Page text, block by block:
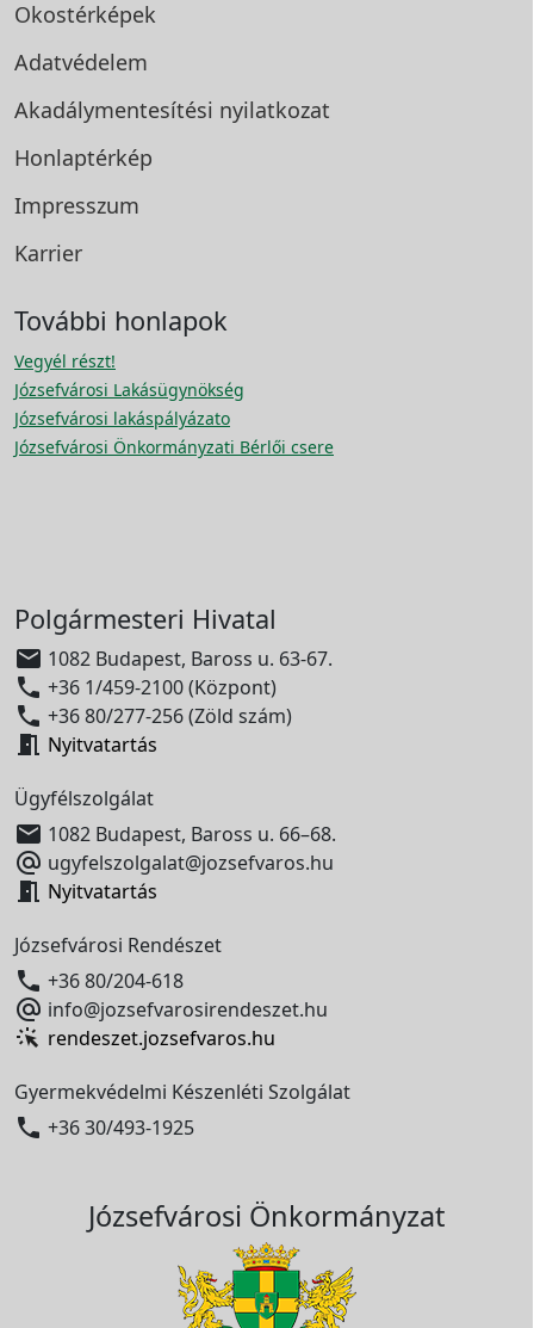
Okostérképek
Adatvédelem
Akadálymentesítési nyilatkozat
Honlaptérkép
Impresszum
Karrier
További honlapok
Vegyél részt!
Józsefvárosi Lakásügynökség
Józsefvárosi lakáspályázato
Józsefvárosi Önkormányzati Bérlői csere
Polgármesteri Hivatal
 1082 Budapest, Baross u. 63-67.
 +36 1/459-2100 (Központ)
 +36 80/277-256 (Zöld szám)
 Nyitvatartás
Ügyfélszolgálat
 1082 Budapest, Baross u. 66–68.
 ugyfelszolgalat@jozsefvaros.hu
 Nyitvatartás
Józsefvárosi Rendészet
 +36 80/204-618
 info@jozsefvarosirendeszet.hu
rendeszet.jozsefvaros.hu
Gyermekvédelmi Készenléti Szolgálat
 +36 30/493-1925
Józsefvárosi Önkormányzat